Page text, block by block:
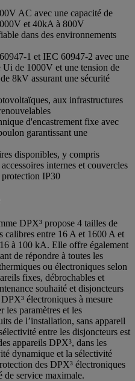
AC avec une capacité de
et 40kA à 800V
dans des environnements
1 et IEC 60947-2 avec une
Ui de 1000V et une tension de
8kV assurant une sécurité
aux infrastructures
d'encastrement fixe avec
garantissant une
disponibles, y compris
internes et couvercles
protection IP30
DPX³ propose 4 tailles de
calibres entre 16 A et 1600 A et
à 100 kA. Elle offre également
de répondre à toutes les
ou électroniques selon
fixes, débrochables et
souhaité et disjoncteurs
électroniques à mesure
les paramètres et les
de l’installation, sans appareil
entre les disjoncteurs est
appareils DPX³, dans les
dynamique et la sélectivité
des DPX³ électroniques
de service maximale.